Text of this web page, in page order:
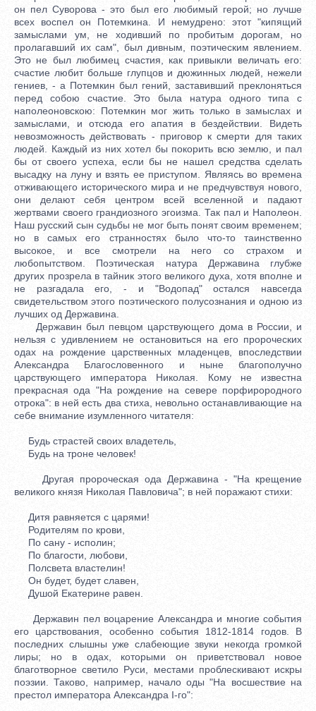
он пел Суворова - это был его любимый герой; но лучше
всех воспел он Потемкина. И немудрено: этот "кипящий
замыслами ум, не ходивший по пробитым дорогам, но
пролагавший их сам", был дивным, поэтическим явлением.
Это не был любимец счастия, как привыкли величать его:
счастие любит больше глупцов и дюжинных людей, нежели
гениев, - а Потемкин был гений, заставивший преклоняться
перед собою счастие. Это была натура одного типа с
наполеоновскою: Потемкин мог жить только в замыслах и
замыслами, и отсюда его апатия в бездействии. Видеть
невозможность действовать - приговор к смерти для таких
людей. Каждый из них хотел бы покорить всю землю, и пал
бы от своего успеха, если бы не нашел средства сделать
высадку на луну и взять ее приступом. Являясь во времена
отживающего исторического мира и не предчувствуя нового,
они делают себя центром всей вселенной и падают
жертвами своего грандиозного эгоизма. Так пал и Наполеон.
Наш русский сын судьбы не мог быть понят своим временем;
но в самых его странностях было что-то таинственно
высокое, и все смотрели на него со страхом и
любопытством. Поэтическая натура Державина глубже
других прозрела в тайник этого великого духа, хотя вполне и
не разгадала его, - и "Водопад" остался навсегда
свидетельством этого поэтического полусознания и одною из
лучших од Державина.
Державин был певцом царствующего дома в России, и
нельзя с удивлением не остановиться на его пророческих
одах на рождение царственных младенцев, впоследствии
Александра Благословенного и ныне благополучно
царствующего императора Николая. Кому не известна
прекрасная ода "На рождение на севере порфирородного
отрока": в ней есть два стиха, невольно останавливающие на
себе внимание изумленного читателя:
Будь страстей своих владетель,
Будь на троне человек!
Другая пророческая ода Державина - "На крещение
великого князя Николая Павловича"; в ней поражают стихи:
Дитя равняется с царями!
Родителям по крови,
По сану - исполин;
По благости, любови,
Полсвета властелин!
Он будет, будет славен,
Душой Екатерине равен.
Державин пел воцарение Александра и многие события
его царствования, особенно события 1812-1814 годов. В
последних слышны уже слабеющие звуки некогда громкой
лиры; но в одах, которыми он приветствовал новое
благотворное светило Руси, местами проблескивают искры
поэзии. Таково, например, начало оды "На восшествие на
престол императора Александра I-го":